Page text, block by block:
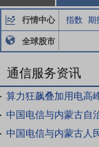
行情中心 指数 期
全球股市
通信服务资讯
算力狂飙叠加用电高
中国电信与内蒙古自